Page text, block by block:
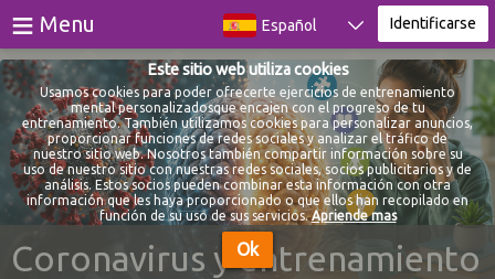
Juegos
Testes
Blog
Sobre
≡ Menu Español Identificarse
Coronavirus y entrenamiento
Este sitio web utiliza cookies
Usamos cookies para poder ofrecerte ejercicios de entrenamiento
mental personalizadosque encajen con el progreso de tu
entrenamiento. También utilizamos cookies para personalizar anuncios,
proporcionar funciones de redes sociales y analizar el tráfico de
nuestro sitio web. Nosotros también compartir información sobre su
uso de nuestro sitio con nuestras redes sociales, socios publicitarios y de
análisis. Estos socios pueden combinar esta información con otra
información que les haya proporcionado o que ellos han recopilado en
función de su uso de sus servicios.Apriende mas
Ok